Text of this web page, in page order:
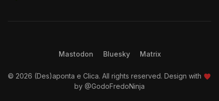
Mastodon Bluesky Matrix
© 2026 (Des)aponta e Clica. All rights reserved. Design with
by @GodoFredoNinja